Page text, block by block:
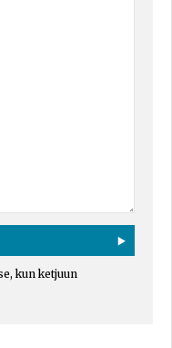
kun ketjuun